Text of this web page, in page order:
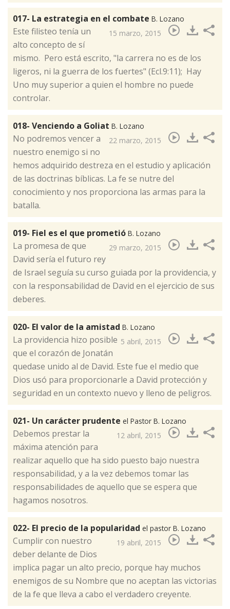
017- La estrategia en el combate B. Lozano
15 marzo, 2015
​Este filisteo tenía un
alto concepto de sí
mismo. Pero está escrito, "la carrera no es de los
ligeros, ni la guerra de los fuertes" (Ecl.9:11); Hay
Uno muy superior a quien el hombre no puede
controlar.
018- Venciendo a Goliat B. Lozano
22 marzo, 2015
​No podremos vencer a
nuestro enemigo si no
hemos adquirido destreza en el estudio y aplicación
de las doctrinas bíblicas. La fe se nutre del
conocimiento y nos proporciona las armas para la
batalla.
019- Fiel es el que prometió B. Lozano
29 marzo, 2015
​La promesa de que
David sería el futuro rey
de Israel seguía su curso guiada por la providencia, y
con la responsabilidad de David en el ejercicio de sus
deberes.
020- El valor de la amistad B. Lozano
5 abril, 2015
​La providencia hizo posible
que el corazón de Jonatán
quedase unido al de David. Este fue el medio que
Dios usó para proporcionarle a David protección y
seguridad en un contexto nuevo y lleno de peligros.
021- Un carácter prudente el Pastor B. Lozano
12 abril, 2015
​Debemos prestar la
máxima atención para
realizar aquello que ha sido puesto bajo nuestra
responsabilidad, y a la vez debemos tomar las
responsabilidades de aquello que se espera que
hagamos nosotros.
022- El precio de la popularidad el pastor B. Lozano
19 abril, 2015
​Cumplir con nuestro
deber delante de Dios
implica pagar un alto precio, porque hay muchos
enemigos de su Nombre que no aceptan las victorias
de la fe que lleva a cabo el verdadero creyente.